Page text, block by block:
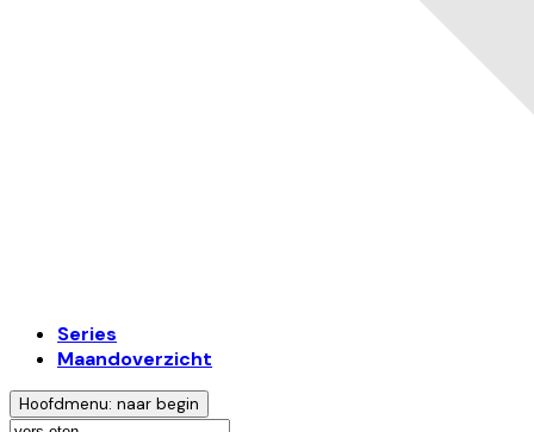
Series
Maandoverzicht
Hoofdmenu: naar begin